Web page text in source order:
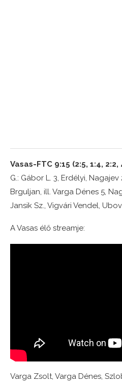
Vasas-FTC 9:15 (2:5, 1:4, 2:2,
G.: Gábor L. 3, Erdélyi,
Brguljan, ill. Varga Dénes 5,
Jansik Sz., Vigvári Vendel,
A Vasas élő streamje:
Varga Zsolt, Varga Dénes,